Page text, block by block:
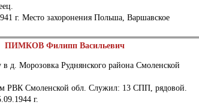
г. Место захоронения Польша, Варшавское
ПИМКОВ Филипп Васильевич
в д. Морозовка Руднянского района Смоленской
РВК Смоленской обл. Служил: 13 СПП, рядовой.
г.